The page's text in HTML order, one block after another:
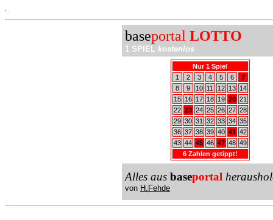
baseportal LOTTO
1 SPIEL kostenlos
Nur 1 Spiel
1
2 3 4 5 6
7
8
9 10 11 12 13
14
15
16 17 18 19 20 21
22 23 24 25 26 27 28
29 30 31 32 33 34 35
36 37 38 39 40 41 42
43 44 45 46 47 48 49
6 Zahlen getippt!
Alles aus baseportal
von H.Fehde